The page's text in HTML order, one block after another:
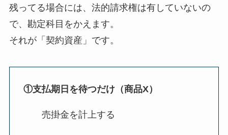
残ってる場合には、法的請求権は有していないの
で、勘定科目をかえます。
それが「契約資産」です。
①支払期日を待つだけ（商品X）
売掛金を計上する